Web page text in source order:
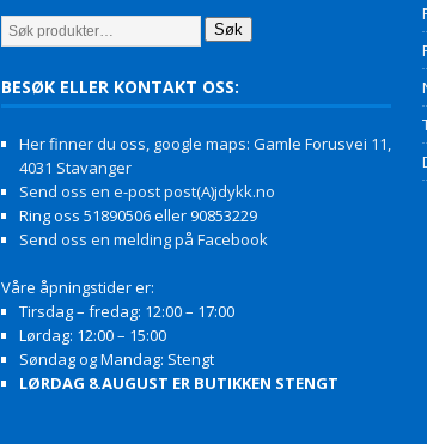
Søk
BESØK ELLER KONTAKT OSS:
Her finner du oss, google maps: Gamle Forusvei 11,
4031 Stavanger
Send oss en e-post post(A)jdykk.no
Ring oss 51890506 eller 90853229
Send oss en melding på Facebook
Våre åpningstider er:
Tirsdag – fredag: 12:00 – 17:00
Lørdag: 12:00 – 15:00
Søndag og Mandag: Stengt
LØRDAG 8.AUGUST ER BUTIKKEN STENGT